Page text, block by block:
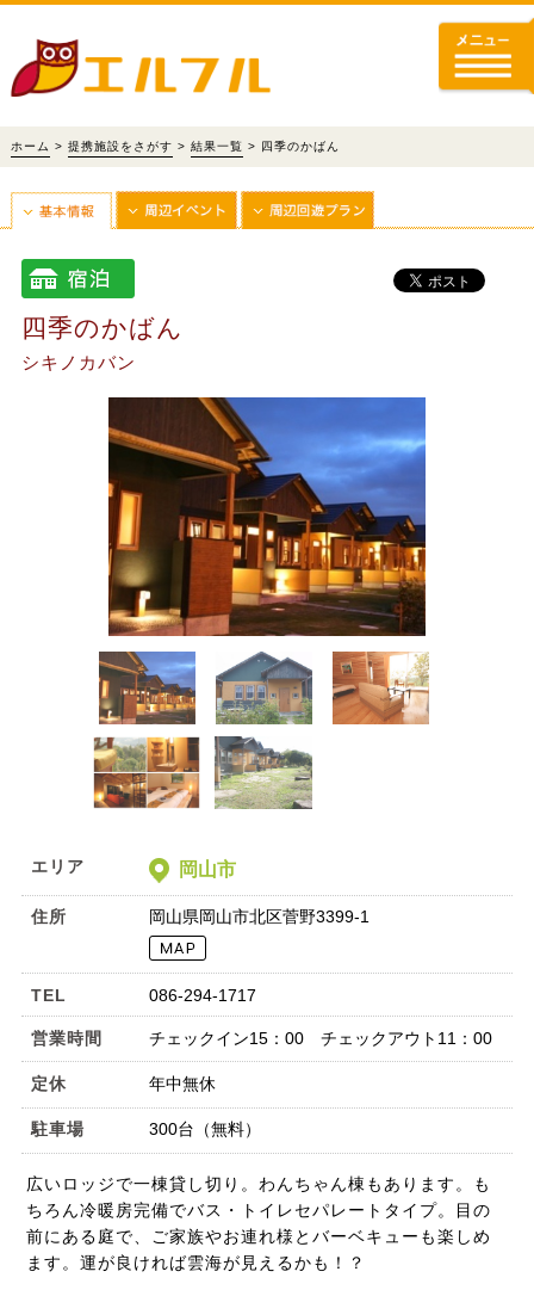
ホーム > 提携施設をさがす > 結果一覧 > 四季のかばん
四季のかばん
シキノカバン
エリア 岡山市
住所 岡山県岡山市北区菅野3399-1
TEL 086-294-1717
営業時間 チェックイン15：00 チェックアウト11：00
定休 年中無休
駐車場 300台（無料）
広いロッジで一棟貸し切り。わんちゃん棟もあります。も
ちろん冷暖房完備でバス・トイレセパレートタイプ。目の
前にある庭で、ご家族やお連れ様とバーベキューも楽しめ
ます。運が良ければ雲海が見えるかも！？